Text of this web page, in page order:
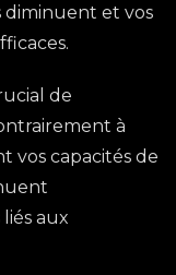
diminuent et vos
de
à
vos capacités de
aux